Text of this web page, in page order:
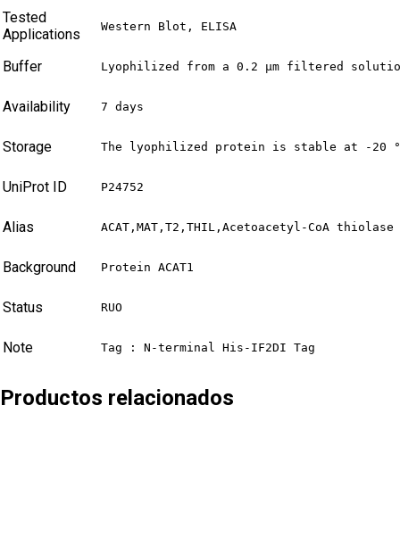
Tested
Applications
Western Blot, ELISA
Buffer Lyophilized from a 0.2 μm filtered solution
Availability 7 days
Storage The lyophilized protein is stable at -20
UniProt ID P24752
Alias ACAT,MAT,T2,THIL,Acetoacetyl-CoA thiolase
Background Protein ACAT1
Status RUO
Note Tag : N-terminal His-IF2DI Tag
Productos relacionados